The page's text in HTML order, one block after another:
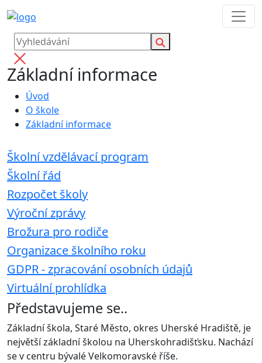
Základní informace
Úvod
O škole
Základní informace
Školní vzdělávací program
Školní řád
Rozpočet školy
Výroční zprávy
Brožura pro rodiče
Organizace školního roku
GDPR - zpracování osobních údajů
Virtuální prohlídka
Představujeme se..
Základní škola, Staré Město, okres Uherské Hradiště, je
největší základní školou na Uherskohradišťsku. Nachází
se v centru bývalé Velkomoravské říše.